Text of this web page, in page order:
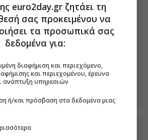
στο Discover
euro2day.gr ζητάει τη
σας προκειμένου να
τα προσωπικά σας
δεδομένα για:
διαφήμιση και περιεχόμενο,
και περιεχομένου, έρευνα
ανάπτυξη υπηρεσιών
ή/και πρόσβαση στα δεδομένα μιας